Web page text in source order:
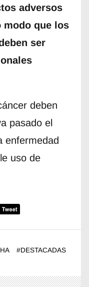
adversos
modo que los
ser
deben
pasado el
enfermedad
uso de
#DESTACADAS